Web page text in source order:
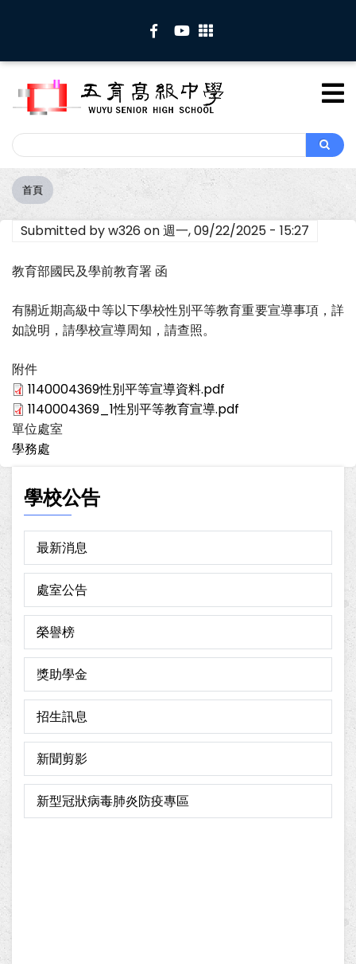
內
Search
Search
導
航
連
首頁
Submitted byw326 on週一, 09/22/2025 - 15:27
教育部國民及學前教育署 函
有關近期高級中等以下學校性別平等教育重要宣導事項，詳
如說明，請學校宣導周知，請查照。
附件
1140004369性別平等宣導資料.pdf
1140004369_1性別平等教育宣導.pdf
單位處室
學務處
學校公告
最新消息
處室公告
榮譽榜
獎助學金
招生訊息
新聞剪影
新型冠狀病毒肺炎防疫專區